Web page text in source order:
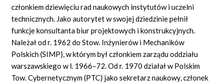
członkiem dziewięciu rad naukowych instytutów i uczelni
technicznych. Jako autorytet w swojej dziedzinie pełnił
funkcje konsultanta biur projektowych i konstrukcyjnych.
Należał od r. 1962 do Stow. Inżynierów i Mechaników
Polskich (SIMP), w którym był członkiem zarządu oddziału
warszawskiego w l. 1966–72. Od r. 1970 działał w Polskim
Tow. Cybernetycznym (PTC) jako sekretarz naukowy, członek